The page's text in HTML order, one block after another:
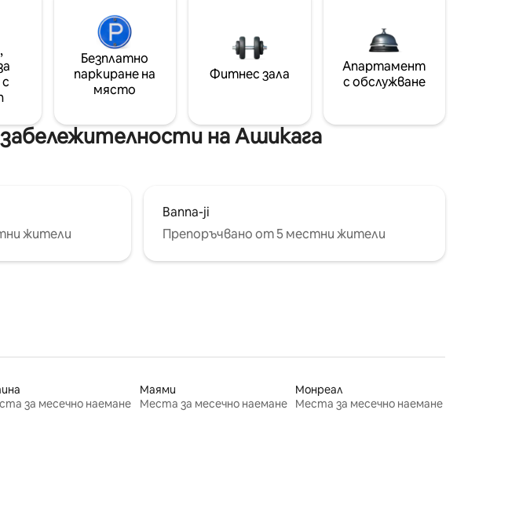
Безплатно
паркиране на
място
Фитнес зала
Апартамент
с обслужване
на Ашикага
жители
Banna-ji
Препоръчвано от 5 местни жители
за месечно наемане
Маями
Места за месечно наемане
Монреал
Места за месечно наемане